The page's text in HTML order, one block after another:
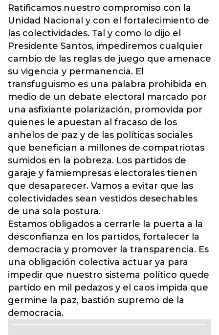
Ratificamos nuestro compromiso con la
Unidad Nacional y con el fortalecimiento de
las colectividades. Tal y como lo dijo el
Presidente Santos, impediremos cualquier
cambio de las reglas de juego que amenace
su vigencia y permanencia. El
transfuguismo es una palabra prohibida en
medio de un debate electoral marcado por
una asfixiante polarización, promovida por
quienes le apuestan al fracaso de los
anhelos de paz y de las políticas sociales
que benefician a millones de compatriotas
sumidos en la pobreza. Los partidos de
garaje y famiempresas electorales tienen
que desaparecer. Vamos a evitar que las
colectividades sean vestidos desechables
de una sola postura.
Estamos obligados a cerrarle la puerta a la
desconfianza en los partidos, fortalecer la
democracia y promover la transparencia. Es
una obligación colectiva actuar ya para
impedir que nuestro sistema político quede
partido en mil pedazos y el caos impida que
germine la paz, bastión supremo de la
democracia.